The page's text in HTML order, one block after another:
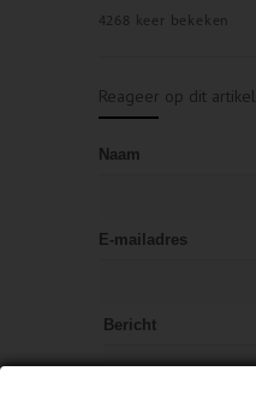
4268 keer bekeken
Reageer op dit artikel
Naam
E-mailadres
Bericht